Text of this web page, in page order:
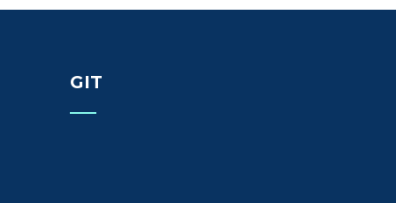
GIT